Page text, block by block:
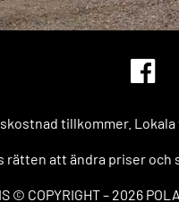
tillkommer.
rätten att ändra priser
© COPYRIGHT – 2026